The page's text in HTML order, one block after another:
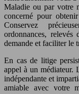
Maladie ou par votre
concerné pour
Conservez
ordonnances,
demande et faciliter le
En cas de litige
appel à un médiateur.
indépendante et
amiable avec votre